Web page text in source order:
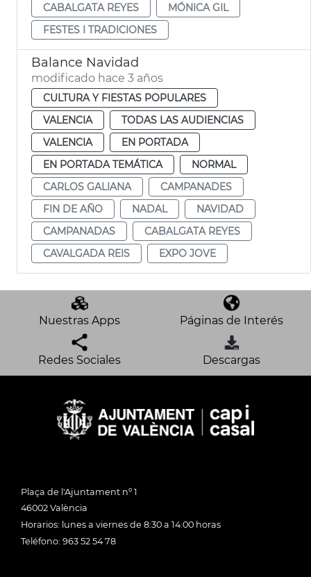
CABALGATA REYES
MÓNICA GIL
FESTES I TRADICIONES
Balance Navidad
modificado hace 3 años
CULTURA Y FIESTAS POPULARES
VALENCIA
TODAS LAS AUDIENCIAS
VALENCIA
EN PORTADA
EN PORTADA TEMÁTICA
NORMAL
CARLOS GALIANA
CAMPANADES
FIN DE AÑO
NADAL
NAVIDAD
CAMPANADAS
CABALGATA REYES
CAVALGADA REIS
EXPO JOVE
Nuestras Apps Páginas de Interés
Redes Sociales Descargas
Plaça de l'Ajuntament nº 1
46002 València
Horarios: lunes a viernes de 8:30 a 14:00 horas
Teléfono: 963 52 54 78